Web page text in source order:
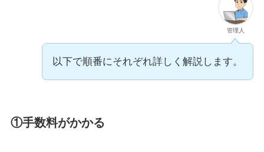
管理人
以下で順番にそれぞれ詳しく解説します。
①手数料がかかる